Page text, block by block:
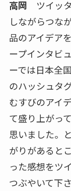
高岡 ツイッ
しながらつな
品のアイデア
ープインタビ
ーでは日本全
のハッシュタ
むすびのアイ
て盛り上がっ
思いました。
がりがあると
った感想をツ
つぶやいて下